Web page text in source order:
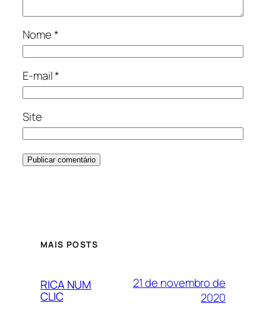
Nome*
E-mail*
Site
MAIS POSTS
RICA NUM
CLIC
21 de novembro de
2020